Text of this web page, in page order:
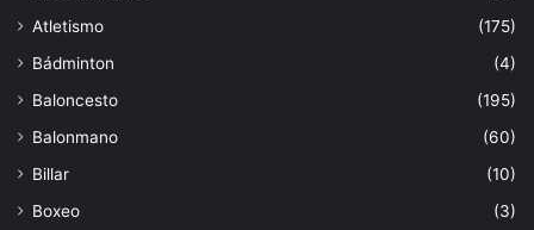
Atletismo
(175)
Bádminton
(4)
Baloncesto
(195)
Balonmano
(60)
Billar
(10)
Boxeo
(3)